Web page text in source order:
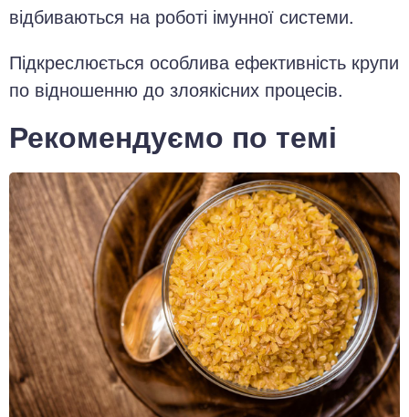
відбиваються на роботі імунної системи.
Підкреслюється особлива ефективність крупи
по відношенню до злоякісних процесів.
Рекомендуємо по темі